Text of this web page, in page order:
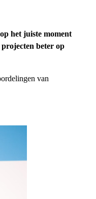
het juiste moment
beter op
van